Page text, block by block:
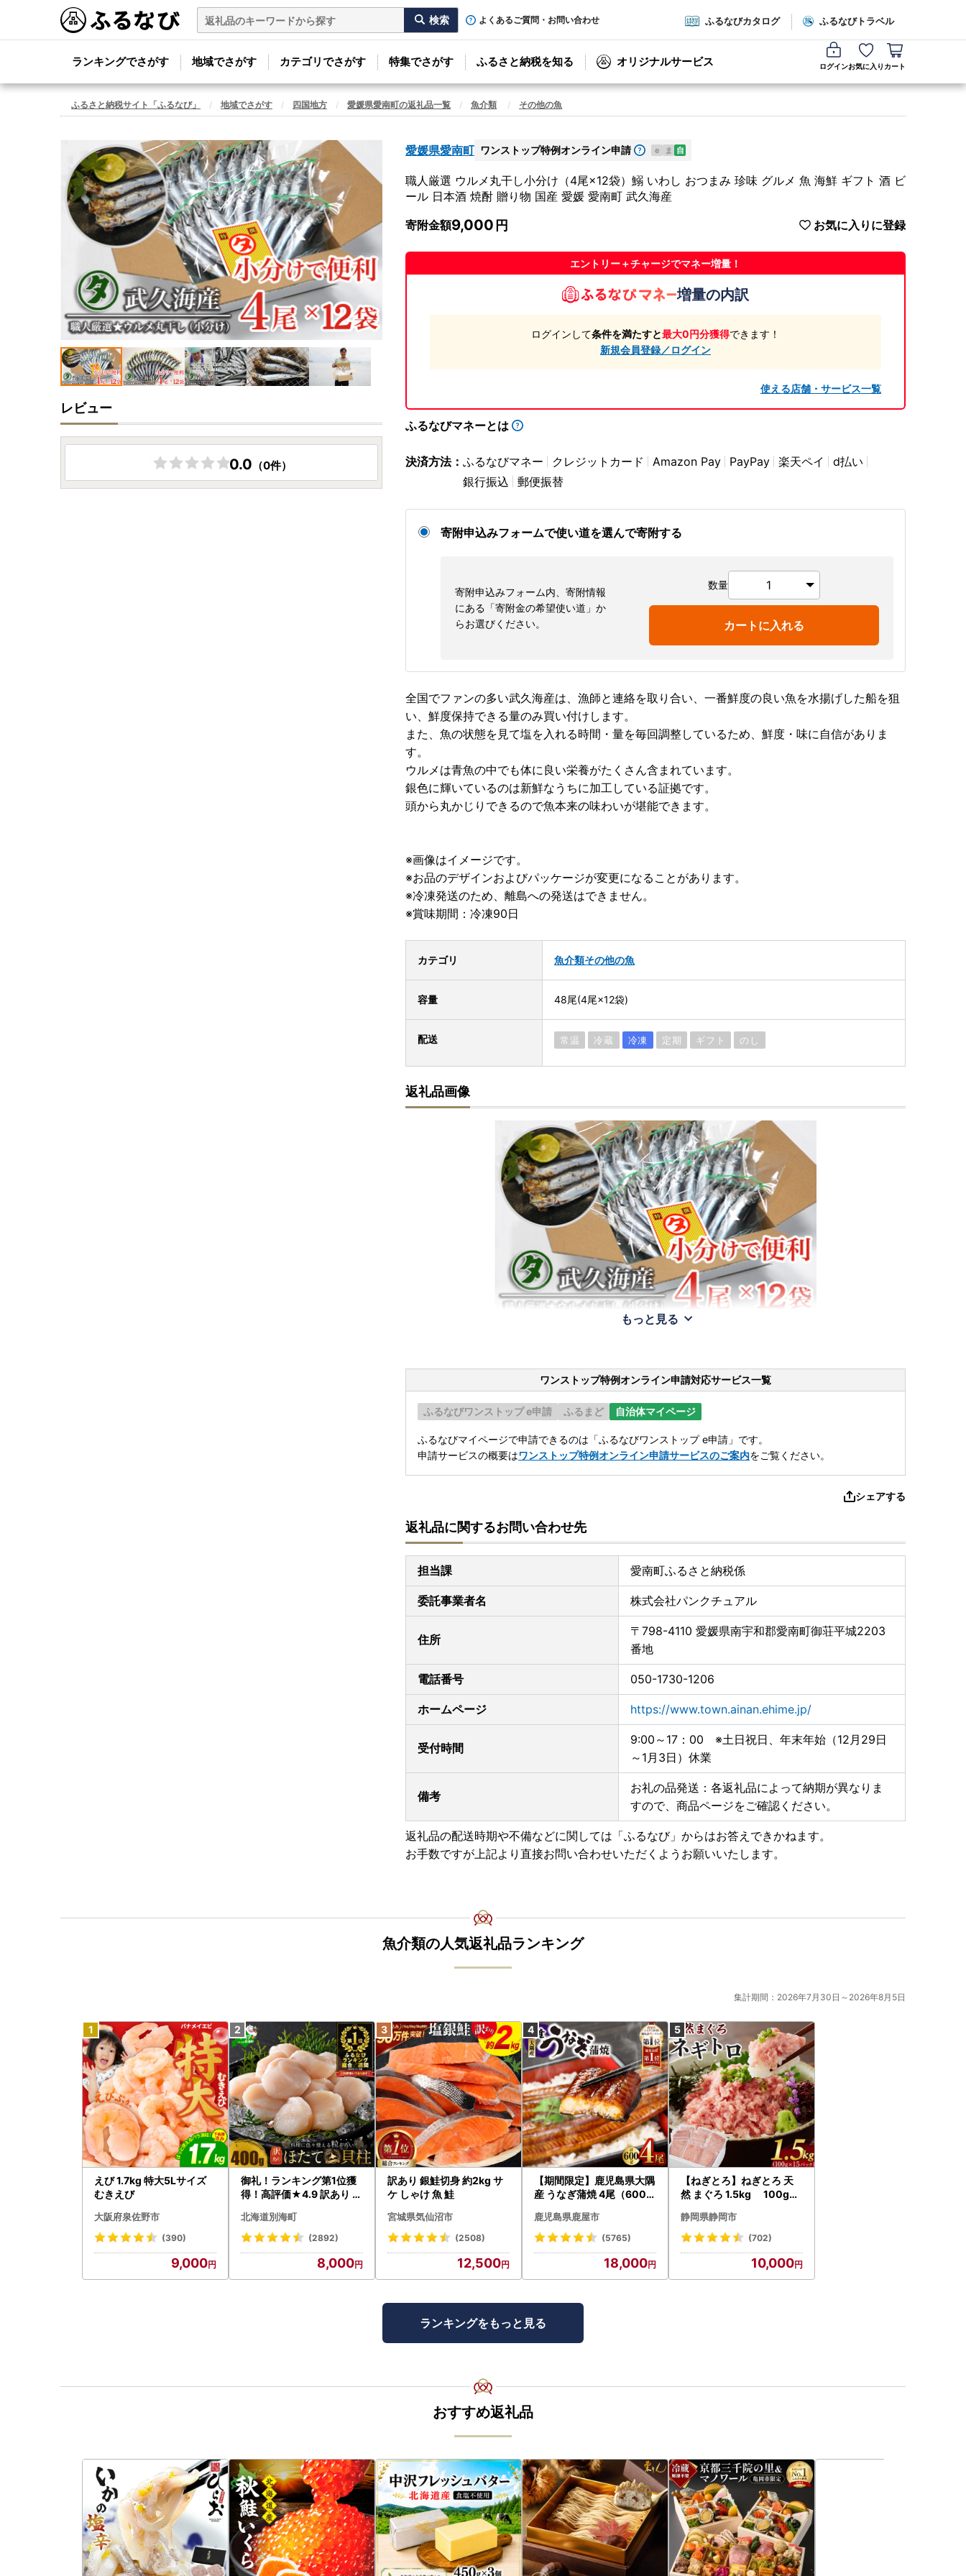
よくあるご質問・お問い合わせ ふるなびカタログ ふるなびトラベル
ランキングでさがす 地域でさがす カテゴリでさがす 特集でさがす ふるさと納税を知る オリジナルサービス ログインお気に入り カート
ふるさと納税サイト「ふるなび」 地域でさがす 四国地方 愛媛県愛南町の返礼品一覧 魚介類 その他の魚
愛媛県愛南町 ワンストップ特例オンライン申請 e ま 自
職人厳選 ウルメ丸干し小分け（4尾×12袋）鰯 いわし おつまみ 珍味 グルメ 魚 海鮮 ギフト 酒 ビ
ール 日本酒 焼酎 贈り物 国産 愛媛 愛南町 武久海産
寄附金額9,000 お気に入りに登録
エントリー＋チャージでマネー増量！
増量の内訳
ログインして条件を満たすと最大0円分獲得できます！
新規会員登録／ログイン
使える店舗・サービス一覧
ふるなびマネーとは
決済方法： ふるなびマネー クレジットカード Amazon Pay PayPay 楽天ペイ
d払い
銀行振込
郵便振替
寄附申込みフォームで使い道を選んで寄附する
寄附申込みフォーム内、寄附情報
にある「寄附金の希望使い道」か
らお選びください。
数量
カートに入れる
全国でファンの多い武久海産は、漁師と連絡を取り合い、一番鮮度の良い魚を水揚げした船を狙
い、鮮度保持できる量のみ買い付けします。
また、魚の状態を見て塩を入れる時間・量を毎回調整しているため、鮮度・味に自信がありま
す。
ウルメは青魚の中でも体に良い栄養がたくさん含まれています。
銀色に輝いているのは新鮮なうちに加工している証拠です。
頭から丸かじりできるので魚本来の味わいが堪能できます。
※画像はイメージです。
※お品のデザインおよびパッケージが変更になることがあります。
※冷凍発送のため、離島への発送はできません。
※賞味期間：冷凍90日
カテゴリ 魚介類その他の魚
容量 48尾(4尾×12袋)
配送 常温 冷蔵 冷凍 定期 ギフト のし
返礼品画像
もっと見る
ワンストップ特例オンライン申請対応サービス一覧
ふるなびワンストップ e申請 ふるまど 自治体マイページ
ふるなびマイページで申請できるのは「ふるなびワンストップ e申請」です。
申請サービスの概要はワンストップ特例オンライン申請サービスのご案内をご覧ください。
シェアする
返礼品に関するお問い合わせ先
担当課 愛南町ふるさと納税係
委託事業者名 株式会社パンクチュアル
住所
〒798-4110 愛媛県南宇和郡愛南町御荘平城2203
番地
電話番号 050-1730-1206
ホームページ https://www.town.ainan.ehime.jp/
受付時間
9:00～17：00 ※土日祝日、年末年始（12月29日
～1月3日）休業
備考
お礼の品発送：各返礼品によって納期が異なりま
すので、商品ページをご確認ください。
返礼品の配送時期や不備などに関しては「ふるなび」からはお答えできかねます。
お手数ですが上記より直接お問い合わせいただくようお願いいたします。
レビュー
0.0 （0件）
魚介類の人気返礼品ランキング
集計期間：2026年7月30日～2026年8月5日
えび 1.7kg 特大5Lサイズ
むきえび
大阪府泉佐野市
(390)
9,000
御礼！ランキング第1位獲
得！高評価★4.9 訳あり ホ
貝柱 冷凍 ）
北海道別海町
(2892)
8,000
訳あり 銀鮭切身 約2kg サ
ケ しゃけ 魚 鮭
宮城県気仙沼市
(2508)
12,500
【期間限定】鹿児島県大隅
産 うなぎ蒲焼 4尾（600g
うなぎ 鰻 魚 惣菜 総菜
鹿児島県鹿屋市
(5765)
18,000
【ねぎとろ】ねぎとろ 天
然 まぐろ 1.5kg 100g×1
静岡県静岡市
(702)
10,000
ランキングをもっと見る
おすすめ返礼品